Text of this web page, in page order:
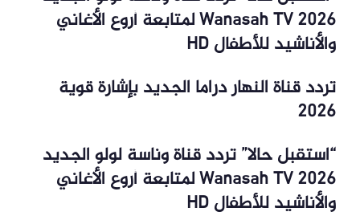
2026 Wanasah TV لمتابعة أروع الأغاني
والأناشيد للأطفال HD
تردد قناة النهار دراما الجديد بإشارة قوية
2026
“استقبل حالا” تردد قناة وناسة لولو الجديد
2026 Wanasah TV لمتابعة أروع الأغاني
والأناشيد للأطفال HD